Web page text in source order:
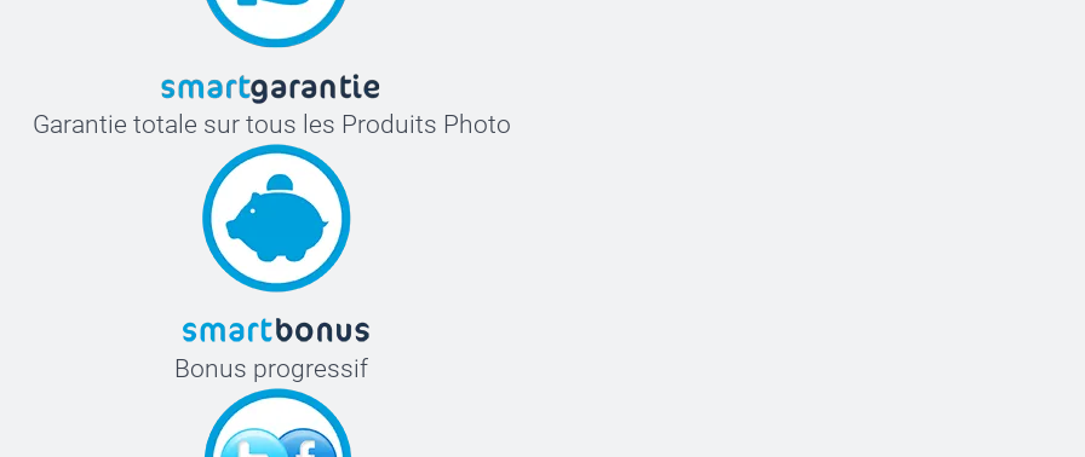
Garantie totale sur tous les Produits Photo
Bonus progressif